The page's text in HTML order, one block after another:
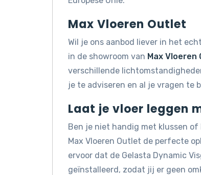
Max Vloeren Outlet
Wil je ons aanbod liever in het
in de showroom van Max Vloeren
verschillende
je te adviseren en al je vragen te
Laat je vloer leggen
Ben je niet handig met klussen
Max Vloeren Outlet de perfecte
ervoor dat de Gelasta Dynamic
geïnstalleerd, zodat jij er geen